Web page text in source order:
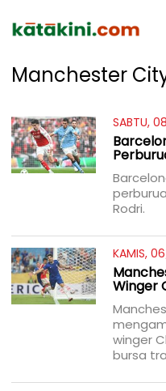
Manchester
SABTU,
Rodri.
KAMIS,
Winger
winger
bursa